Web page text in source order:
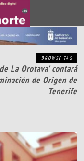
BROWSE TAG
La Orotava' contará
de Origen de
Tenerife